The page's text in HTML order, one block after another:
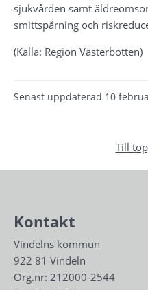
sjukvården samt
smittspårning och
(Källa: Region Västerbotten)
Senast uppdaterad 10
Till
Kontakt
Vindelns kommun
922 81 Vindeln
Org.nr: 212000-2544